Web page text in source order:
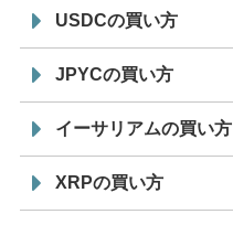
USDCの買い方
JPYCの買い方
イーサリアムの買い方
XRPの買い方